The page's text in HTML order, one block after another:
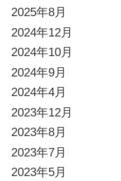
2025年8月
2024年12月
2024年10月
2024年9月
2024年4月
2023年12月
2023年8月
2023年7月
2023年5月